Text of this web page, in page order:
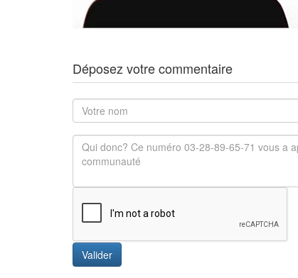
Déposez votre commentaire
Valider